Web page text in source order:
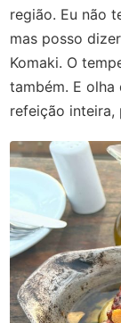
região. Eu não
mas posso
Komaki. O
também. E olha
refeição inteira,